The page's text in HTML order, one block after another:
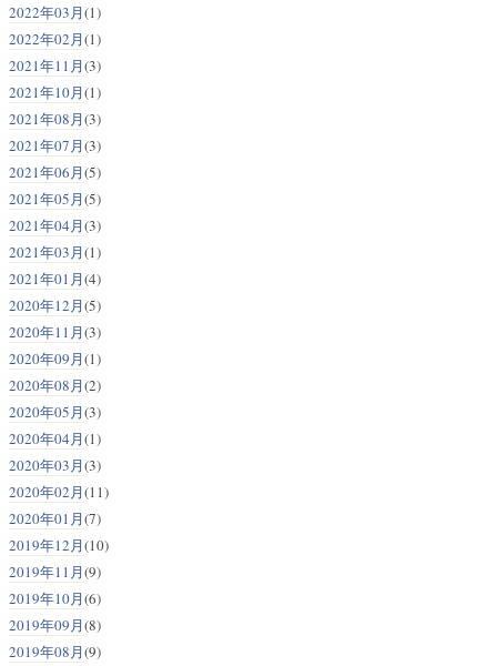
2022年03月(1)
2022年02月(1)
2021年11月(3)
2021年10月(1)
2021年08月(3)
2021年07月(3)
2021年06月(5)
2021年05月(5)
2021年04月(3)
2021年03月(1)
2021年01月(4)
2020年12月(5)
2020年11月(3)
2020年09月(1)
2020年08月(2)
2020年05月(3)
2020年04月(1)
2020年03月(3)
2020年02月(11)
2020年01月(7)
2019年12月(10)
2019年11月(9)
2019年10月(6)
2019年09月(8)
2019年08月(9)